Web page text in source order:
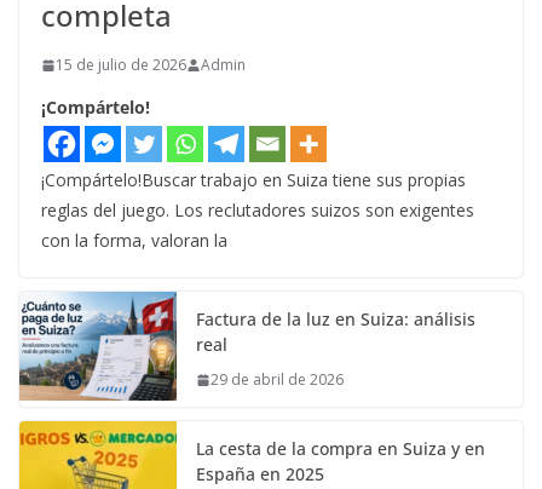
completa
15 de julio de 2026 Admin
¡Compártelo!
¡Compártelo!Buscar trabajo en Suiza tiene sus propias
reglas del juego. Los reclutadores suizos son exigentes
con la forma, valoran la
Factura de la luz en Suiza: análisis
real
29 de abril de 2026
La cesta de la compra en Suiza y en
España en 2025